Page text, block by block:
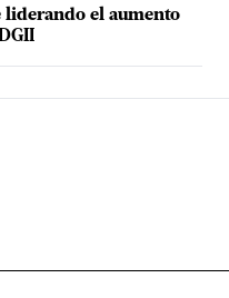
liderando el aumento